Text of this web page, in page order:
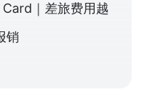
｜差旅费用越
销